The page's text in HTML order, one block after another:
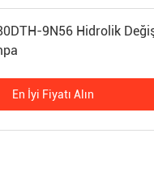
9N56 Hidrolik
En İyi Fiyatı Alın